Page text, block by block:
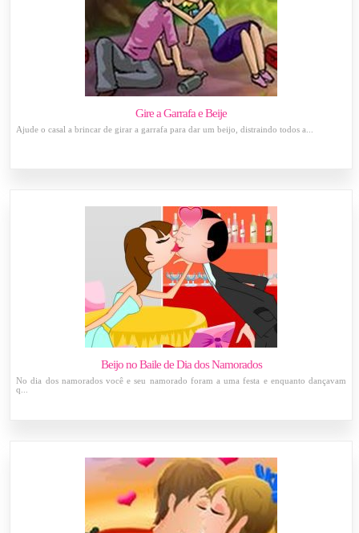
Gire a Garrafa e Beije
Ajude o casal a brincar de girar a garrafa para dar um beijo, distraindo todos a...
Beijo no Baile de Dia dos Namorados
No dia dos namorados você e seu namorado foram a uma festa e enquanto dançavam
q...